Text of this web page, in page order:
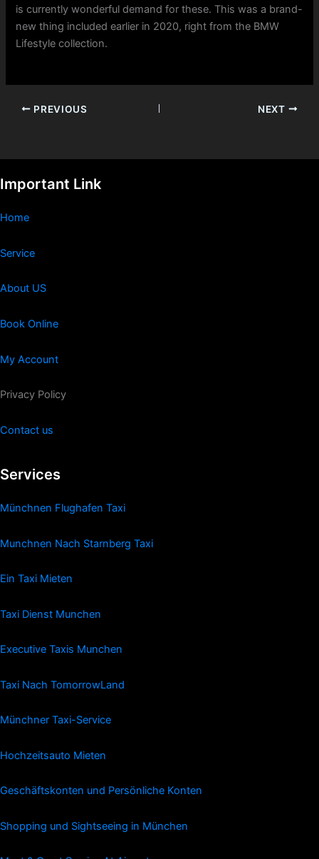
is currently wonderful demand for these. This was a brand-
new thing included earlier in 2020, right from the BMW
Lifestyle collection.
PREVIOUS NEXT
Important Link
Home
Service
About US
Book Online
My Account
Privacy Policy
Contact us
Services
Münchnen Flughafen Taxi
Munchnen Nach Starnberg Taxi
Ein Taxi Mieten
Taxi Dienst Munchen
Executive Taxis Munchen
Taxi Nach TomorrowLand
Münchner Taxi-Service
Hochzeitsauto Mieten
Geschäftskonten und Persönliche Konten
Shopping und Sightseeing in München